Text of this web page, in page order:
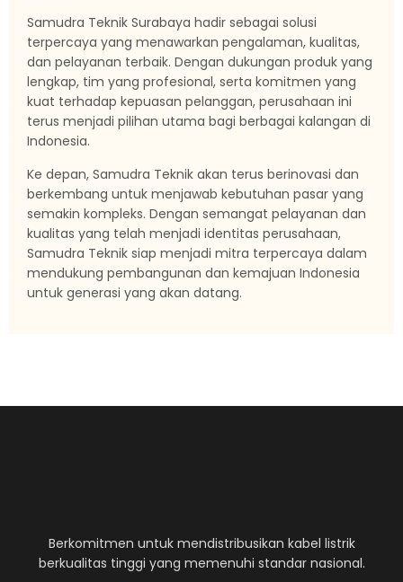
Samudra Teknik Surabaya hadir sebagai solusi
terpercaya yang menawarkan pengalaman, kualitas,
dan pelayanan terbaik. Dengan dukungan produk yang
lengkap, tim yang profesional, serta komitmen yang
kuat terhadap kepuasan pelanggan, perusahaan ini
terus menjadi pilihan utama bagi berbagai kalangan di
Indonesia.
Ke depan, Samudra Teknik akan terus berinovasi dan
berkembang untuk menjawab kebutuhan pasar yang
semakin kompleks. Dengan semangat pelayanan dan
kualitas yang telah menjadi identitas perusahaan,
Samudra Teknik siap menjadi mitra terpercaya dalam
mendukung pembangunan dan kemajuan Indonesia
untuk generasi yang akan datang.
Berkomitmen untuk mendistribusikan kabel listrik
berkualitas tinggi yang memenuhi standar nasional.